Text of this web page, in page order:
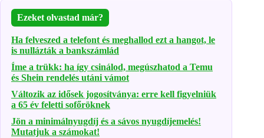
Ezeket olvastad már?
Ha felveszed a telefont és meghallod ezt a hangot, le
is nullázták a bankszámlád
Íme a trükk: ha így csinálod, megúszhatod a Temu
és Shein rendelés utáni vámot
Változik az idősek jogosítványa: erre kell figyelniük
a 65 év feletti sofőröknek
Jön a minimálnyugdíj és a sávos nyugdíjemelés!
Mutatjuk a számokat!